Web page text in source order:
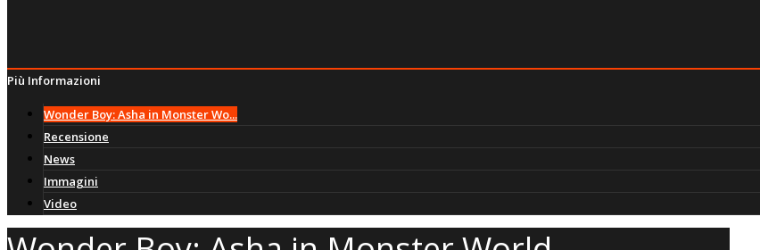
Più Informazioni
Wonder Boy: Asha in Monster Wo...
Recensione
News
Immagini
Video